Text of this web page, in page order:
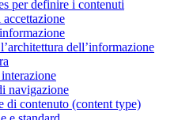
per definire i contenuti
dell’informazione
navigazione
di contenuto (content type)